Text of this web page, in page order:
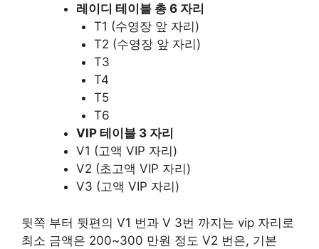
레이디 테이블 총 6 자리
T1 (수영장 앞 자리)
T2 (수영장 앞 자리)
T3
T4
T5
T6
VIP 테이블 3 자리
V1 (고액 VIP 자리)
V2 (초고액 VIP 자리)
V3 (고액 VIP 자리)
뒷쪽 부터 뒷편의 V1 번과 V 3번 까지는 vip 자리로
최소 금액은 200~300 만원 정도 V2 번은, 기본